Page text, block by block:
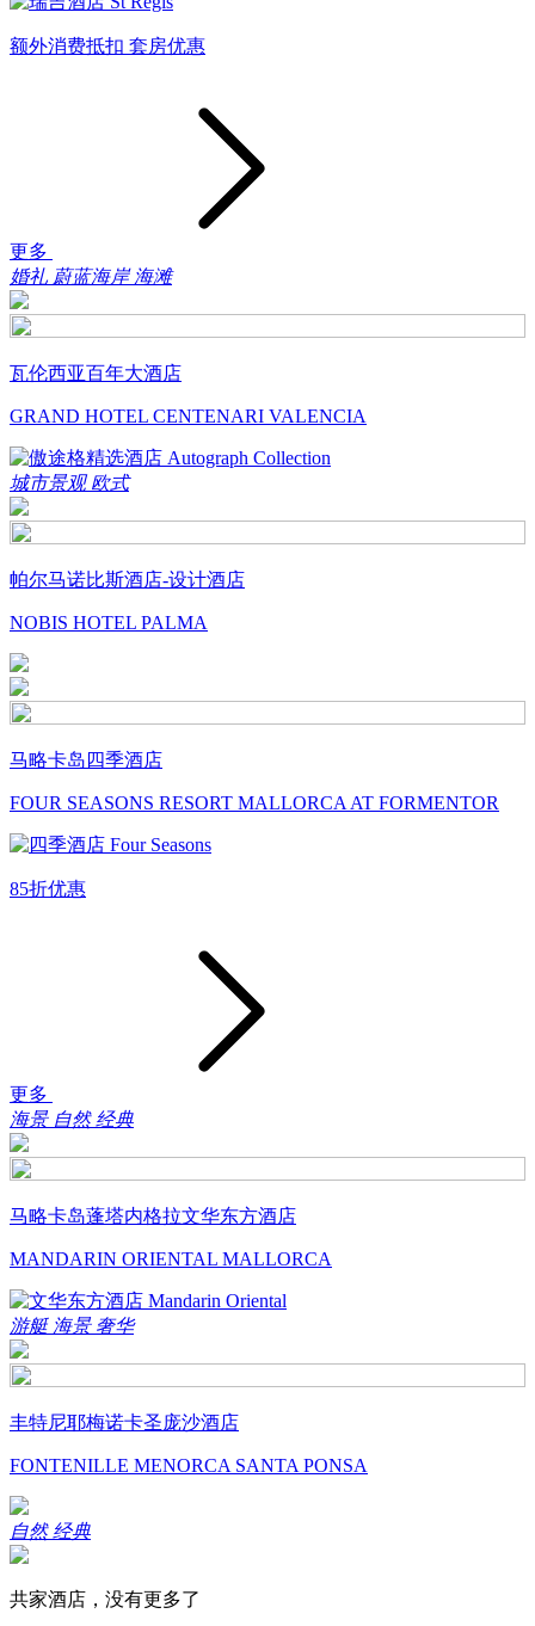
额外消费抵扣 套房优惠
更多
婚礼 蔚蓝海岸 海滩
瓦伦西亚百年大酒店
GRAND HOTEL CENTENARI VALENCIA
城市景观 欧式
帕尔马诺比斯酒店-设计酒店
NOBIS HOTEL PALMA
马略卡岛四季酒店
FOUR SEASONS RESORT MALLORCA AT FORMENTOR
85折优惠
更多
海景 自然 经典
马略卡岛蓬塔内格拉文华东方酒店
MANDARIN ORIENTAL MALLORCA
游艇 海景 奢华
丰特尼耶梅诺卡圣庞沙酒店
FONTENILLE MENORCA SANTA PONSA
自然 经典
共家酒店，没有更多了